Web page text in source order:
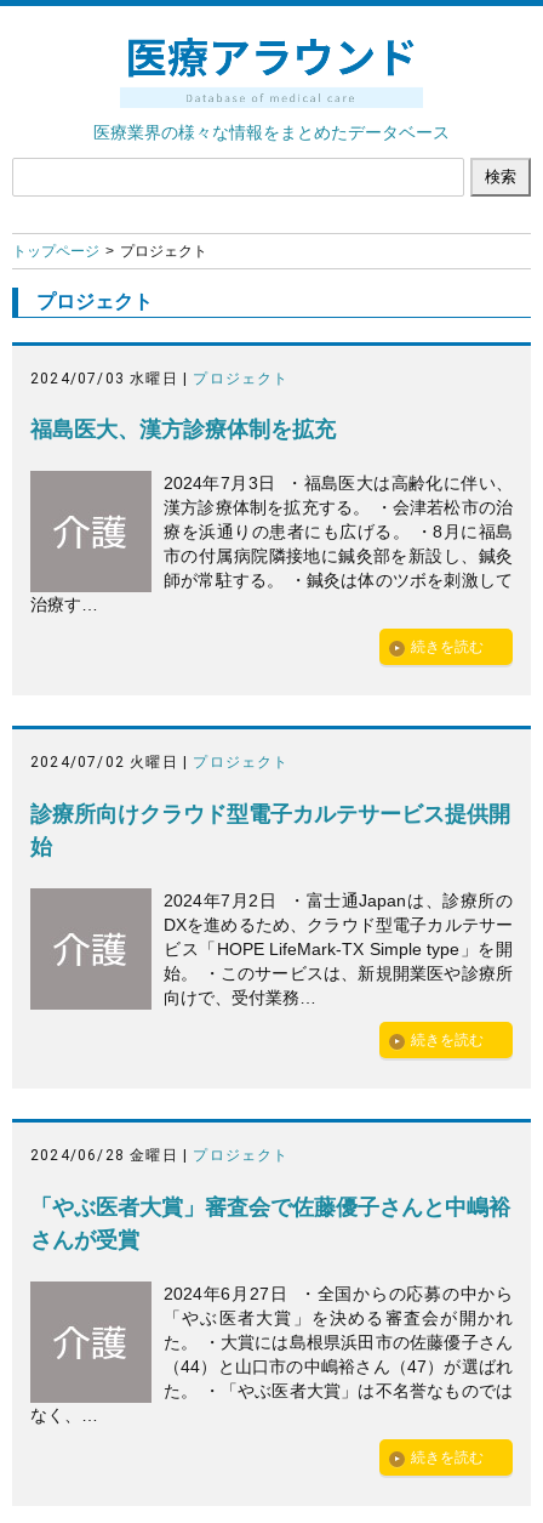
医療業界の様々な情報をまとめたデータベース
トップページ プロジェクト
プロジェクト
2024/07/03 水曜日 | プロジェクト
福島医大、漢方診療体制を拡充
2024年7月3日 ・福島医大は高齢化に伴い、
漢方診療体制を拡充する。 ・会津若松市の治
療を浜通りの患者にも広げる。 ・8月に福島
市の付属病院隣接地に鍼灸部を新設し、鍼灸
師が常駐する。 ・鍼灸は体のツボを刺激して
治療す…
続きを読む
2024/07/02 火曜日 | プロジェクト
診療所向けクラウド型電子カルテサービス提供開
始
2024年7月2日 ・富士通Japanは、診療所の
DXを進めるため、クラウド型電子カルテサー
ビス「HOPE LifeMark-TX Simple type」を開
始。 ・このサービスは、新規開業医や診療所
向けで、受付業務…
続きを読む
2024/06/28 金曜日 | プロジェクト
「やぶ医者大賞」審査会で佐藤優子さんと中嶋裕
さんが受賞
2024年6月27日 ・全国からの応募の中から
「やぶ医者大賞」を決める審査会が開かれ
た。 ・大賞には島根県浜田市の佐藤優子さん
（44）と山口市の中嶋裕さん（47）が選ばれ
た。 ・「やぶ医者大賞」は不名誉なものでは
なく、…
続きを読む